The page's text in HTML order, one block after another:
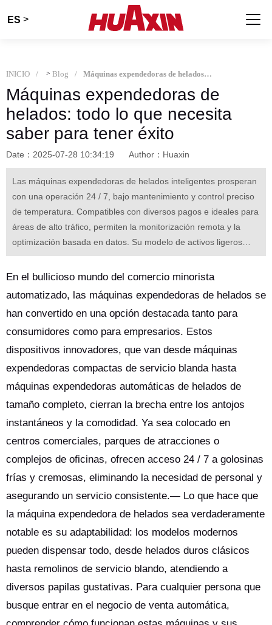
ES >
INICIO > Blog Máquinas expendedoras de helados: todo lo que necesita saber para tener éxito
Máquinas expendedoras de
helados: todo lo que necesita
saber para tener éxito
Date：2025-07-28 10:34:19 Author：Huaxin
Las máquinas expendedoras de helados inteligentes prosperan
con una operación 24 / 7, bajo mantenimiento y control preciso
de temperatura. Compatibles con diversos pagos e ideales para
áreas de alto tráfico, permiten la monitorización remota y la
optimización basada en datos. Su modelo de activos ligeros
(ROI de 6 meses) y estrategias de productos flexibles (sabores
estacionales) ofrecen a los empresarios una entrada de baja
En el bullicioso mundo del comercio minorista
automatizado, las máquinas expendedoras de helados se
han convertido en una opción destacada tanto para
consumidores como para empresarios. Estos
dispositivos innovadores, que van desde máquinas
expendedoras compactas de servicio blanda hasta
máquinas expendedoras automáticas de helados de
tamaño completo, cierran la brecha entre los antojos
instantáneos y la comodidad. Ya sea colocado en
centros comerciales, parques de atracciones o
complejos de oficinas, ofrecen acceso 24 / 7 a golosinas
frías y cremosas, eliminando la necesidad de personal y
asegurando un servicio consistente.— Lo que hace que
la máquina expendedora de helados sea verdaderamente
notable es su adaptabilidad: los modelos modernos
pueden dispensar todo, desde helados duros clásicos
hasta remolinos de servicio blando, atendiendo a
diversos papilas gustativas. Para cualquier persona que
busque entrar en el negocio de venta automática,